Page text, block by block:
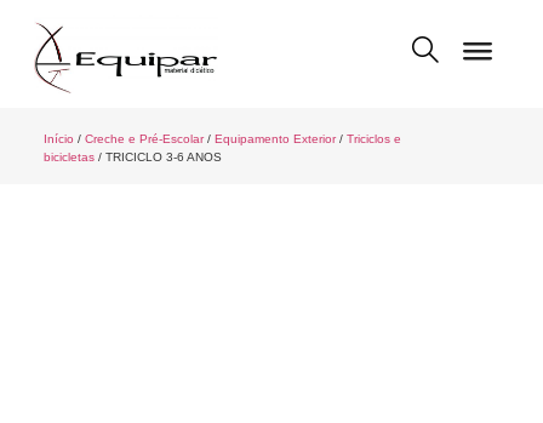
Início / Creche e Pré-Escolar/ Equipamento Exterior/ Triciclos e
bicicletas/ TRICICLO 3-6 ANOS